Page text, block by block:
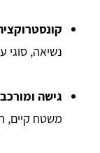
נשיאה, סוגי
גישה
משטח קיים,